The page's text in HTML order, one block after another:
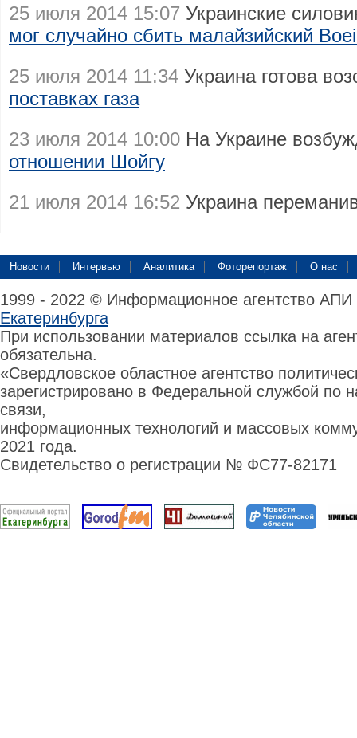
25 июля 2014 15:07 Украинские
мог случайно сбить малайзийский
25 июля 2014 11:34 Украина готова
поставках газа
23 июля 2014 10:00 На Украине
отношении Шойгу
21 июля 2014 16:52 Украина
Новости Интервью Аналитика Фоторепортаж О нас
1999 - 2022 © Информационное агентство
Екатеринбурга
При использовании материалов ссылка на
обязательна.
«Свердловское областное агентство
зарегистрировано в Федеральной службой по
связи,
информационных технологий и массовых
2021 года.
Свидетельство о регистрации № ФС77-82171